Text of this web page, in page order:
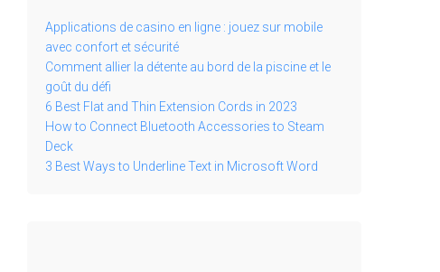
Applications de casino en ligne : jouez sur mobile
avec confort et sécurité
Comment allier la détente au bord de la piscine et le
goût du défi
6 Best Flat and Thin Extension Cords in 2023
How to Connect Bluetooth Accessories to Steam
Deck
3 Best Ways to Underline Text in Microsoft Word